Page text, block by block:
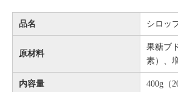
品名 シロッ
原材料
果糖ブ
素）、
内容量 400g（